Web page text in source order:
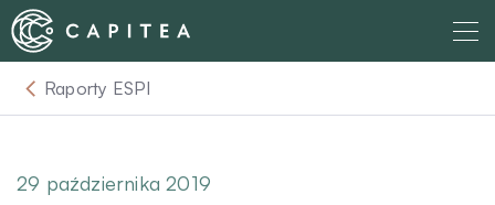
Skip
to
content
O nas
Dla Wierzyciela
Raporty ESPI
29 października 2019